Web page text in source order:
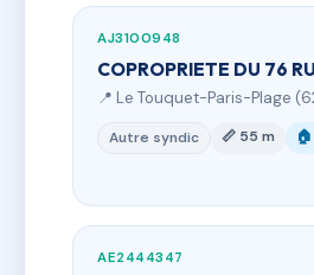
AJ3100948
COPROPRIETE DU 76
📍 Le Touquet-Paris-Plage
Autre syndic 📏 55 m
AE2444347